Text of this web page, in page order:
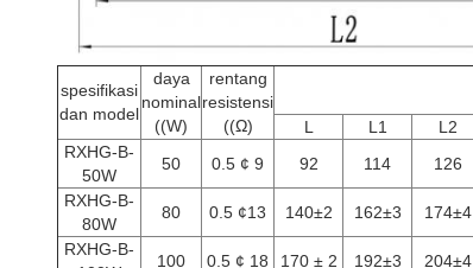
spesifikasi
dan model
daya
nominal
((W)
rentang
resistensi
((Ω)
L
L1 L2
RXHG-B-
50W
50 0.5 ¢ 9 92 114 126
RXHG-B-
80W
80 0.5 ¢13 140±2 162±3 174±4
RXHG-B-
100 0.5 ¢ 18 170 ± 2 192±3 204±4